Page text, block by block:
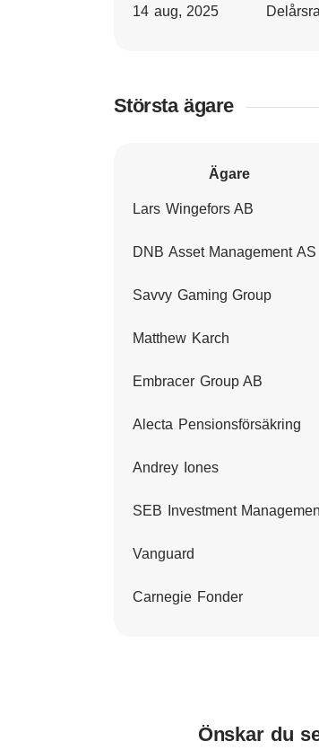
14 aug, 2025
Största ägare
Ägare
Lars Wingefors AB
DNB Asset Management AS
Savvy Gaming Group
Matthew Karch
Embracer Group AB
Alecta Pensionsförsäkring
Andrey Iones
SEB Investment
Vanguard
Carnegie Fonder
Önskar du